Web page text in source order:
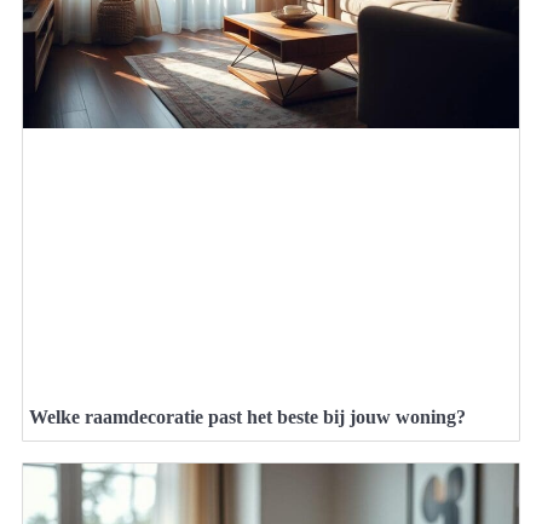
Welke raamdecoratie past het beste bij jouw woning?